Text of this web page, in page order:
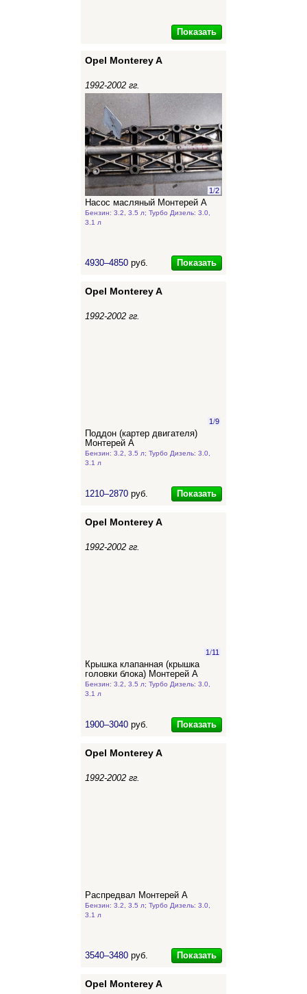
Показать
Opel Monterey A
1992-2002 гг.
1/2
Насос масляный Монтерей А
Бензин: 3.2, 3.5 л; Турбо Дизель: 3.0,
3.1 л
4930–4850 руб. Показать
Opel Monterey A
1992-2002 гг.
1/9
Поддон (картер двигателя)
Монтерей А
Бензин: 3.2, 3.5 л; Турбо Дизель: 3.0,
3.1 л
1210–2870 руб. Показать
Opel Monterey A
1992-2002 гг.
1/11
Крышка клапанная (крышка
головки блока) Монтерей А
Бензин: 3.2, 3.5 л; Турбо Дизель: 3.0,
3.1 л
1900–3040 руб. Показать
Opel Monterey A
1992-2002 гг.
Распредвал Монтерей А
Бензин: 3.2, 3.5 л; Турбо Дизель: 3.0,
3.1 л
3540–3480 руб. Показать
Opel Monterey A